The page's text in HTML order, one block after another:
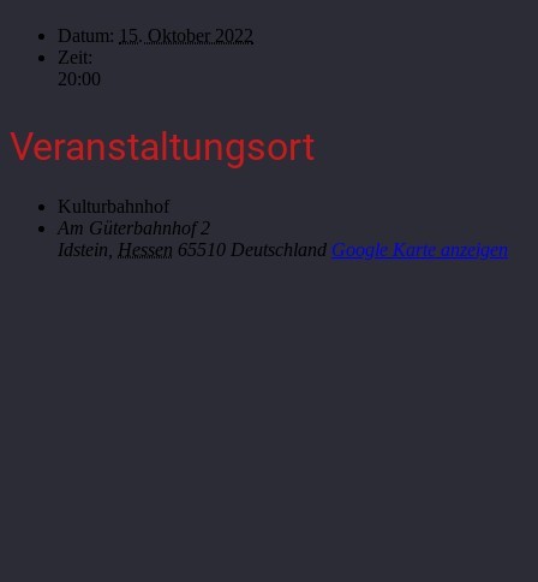
Datum: 15. Oktober 2022
Zeit:
20:00
Veranstaltungsort
Kulturbahnhof
Am Güterbahnhof 2
Idstein Hessen 65510 Deutschland Google Karte anzeigen